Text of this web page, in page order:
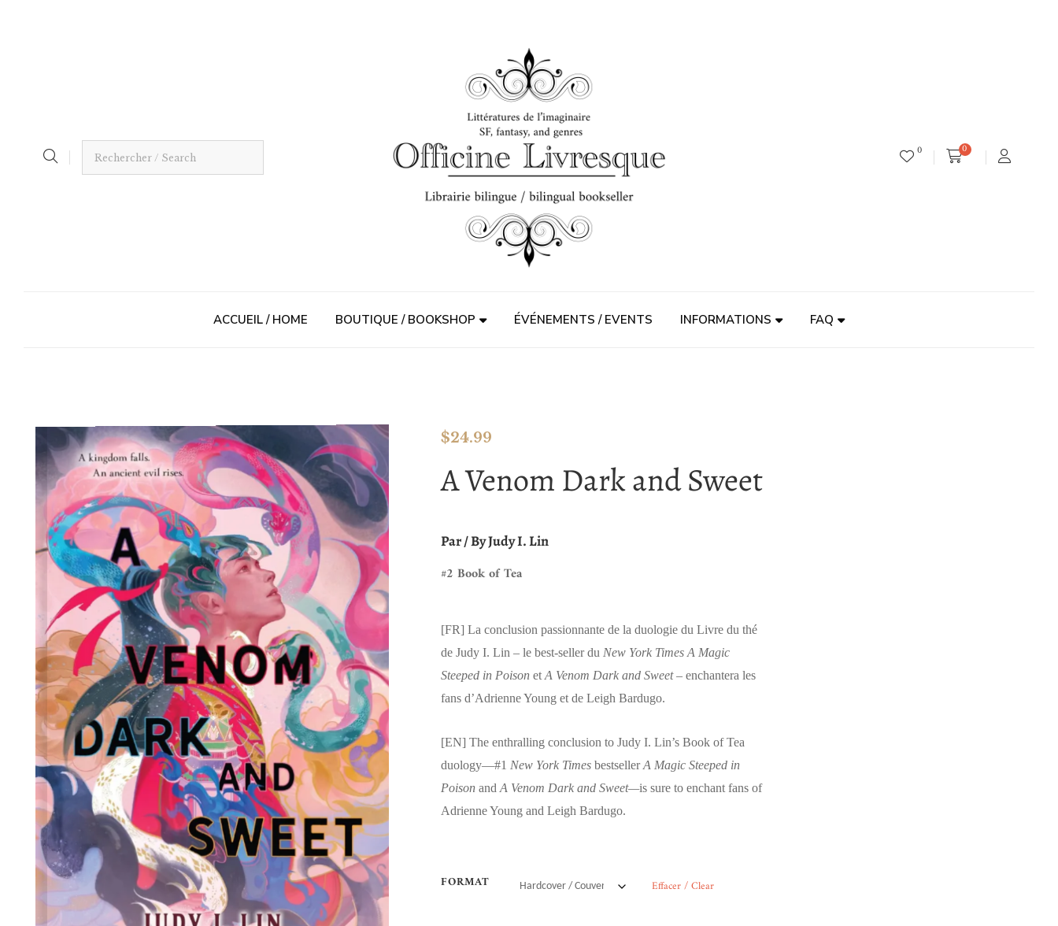
0 0
ACCUEIL / HOME BOUTIQUE / BOOKSHOP ÉVÉNEMENTS / EVENTS INFORMATIONS FAQ
$24.99
A Venom Dark and Sweet
Par / By Judy I. Lin
#2 Book of Tea
[FR] La conclusion passionnante de la duologie du Livre du thé
de Judy I. Lin – le best-seller du New York Times A Magic
Steeped in Poison etA Venom Dark and Sweet– enchantera les
fans d’Adrienne Young et de Leigh Bardugo.
[EN] The enthralling conclusion to Judy I. Lin’s Book of Tea
duology—#1 New York TimesbestsellerA Magic Steeped in
PoisonandA Venom Dark and Sweet—is sure to enchant fans of
Adrienne Young and Leigh Bardugo.
FORMAT Effacer / Clear